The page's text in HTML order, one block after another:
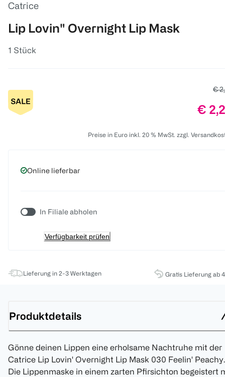
Catrice
Lip Lovin" Overnight Lip Mask
1 Stück
€
€
Preise in Euro inkl. 20 % MwSt. zzgl.
Online lieferbar
In Filiale abholen
Verfügbarkeit prüfen
Lieferung in 2-3 Werktagen Gratis Lieferung ab
Produktdetails
Gönne deinen Lippen eine erholsame Nachtruhe mit der
Catrice Lip Lovin' Overnight Lip Mask 030 Feelin' Peachy.
Die Lippenmaske in einem zarten Pfirsichton begeistert